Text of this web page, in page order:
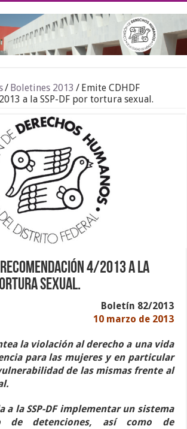
/ Boletines 2013 / Emite CDHDF
a la SSP-DF por tortura sexual.
Recomendación 4/2013 a la
sexual.
Boletín 82/2013
10 marzo de 2013
la violación al derecho a una vida
para las mujeres y en particular
de las mismas frente al
a la SSP-DF implementar un sistema
de detenciones, así como de